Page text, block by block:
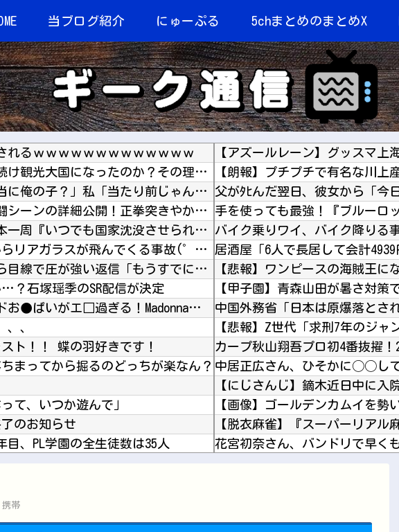
当ブログ紹介 にゅーぷる 5chまとめのまとめX
れるｗｗｗｗｗｗｗｗｗｗｗｗｗ
韓国人「何故日本が世界を魅了し続け観光大国になったのか？その理由がこちら‥」→「文化的なソ...
夫「赤ちゃん俺に似てないな～本当に俺の子？」私「当たり前じゃん！」義両親「アンタが赤ちゃん...
PS4「FF7リメイク」ティファの戦闘シーンの詳細公開！正拳突きやかかと落としがセクシーだ...
【速報】 中露の武装軍艦4隻が日本一周『いつでも国家沈没させられるぞ』
【動画】 高速道路を走行中の車からリアガラスが飛んでくる事故(゜o゜)
にじさんじ「緑仙」大炎上！上から目線で圧が強い返信「もうすでに歌ってる」埋もれてる曲を救い...
？石塚瑶季のSR配信が決定
山田ゆり、AVデビュー＆乳首ヌードお●ぱいがエ□過ぎる！Madonna超大型新人、セッ●ス...
、
スト！！ 蝶の羽好きです！
まってから掘るのどっちが楽なん？
て、いつか遊んで」
のお知らせ
目、PL学園の全生徒数は35人
た漫画のシーン挙げてけｗｗｗ
バイク乗りワイ、バイク降りる
中居正広さん、ひそかに◯◯し
花宮初奈さん、バンドリで早く
携帯